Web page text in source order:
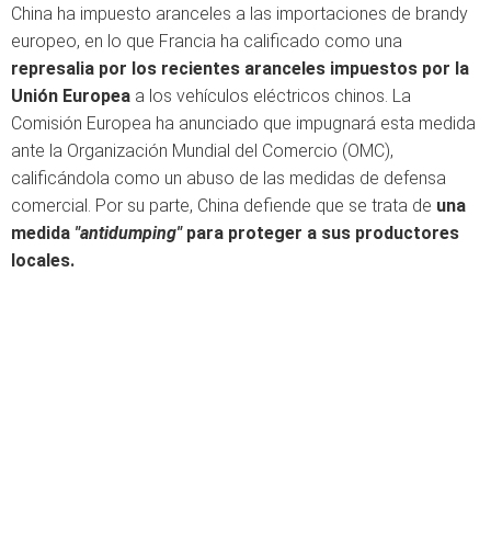
China ha impuesto aranceles a las importaciones de brandy
europeo, en lo que Francia ha calificado como una
represalia por los recientes aranceles impuestos por la
Unión Europea a los vehículos eléctricos chinos. La
Comisión Europea ha anunciado que impugnará esta medida
ante la Organización Mundial del Comercio (OMC),
calificándola como un abuso de las medidas de defensa
comercial. Por su parte, China defiende que se trata de una
medida "antidumping"para proteger a sus productores
locales.